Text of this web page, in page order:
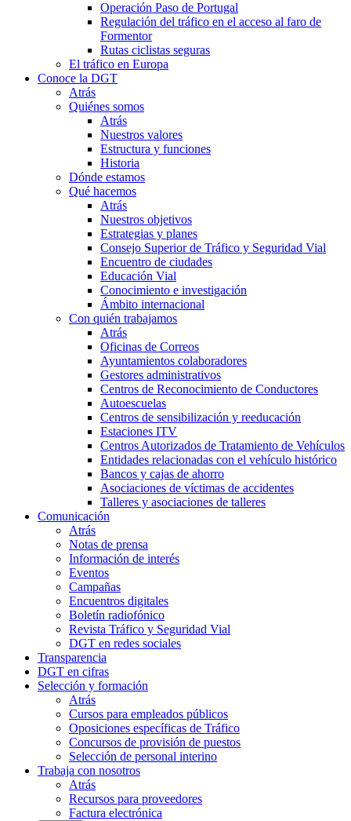
Operación Paso de Portugal
Regulación del tráfico en el acceso al faro de
Formentor
Rutas ciclistas seguras
El tráfico en Europa
Conoce la DGT
Atrás
Quiénes somos
Atrás
Nuestros valores
Estructura y funciones
Historia
Dónde estamos
Qué hacemos
Atrás
Nuestros objetivos
Estrategias y planes
Consejo Superior de Tráfico y Seguridad Vial
Encuentro de ciudades
Educación Vial
Conocimiento e investigación
Ámbito internacional
Con quién trabajamos
Atrás
Oficinas de Correos
Ayuntamientos colaboradores
Gestores administrativos
Centros de Reconocimiento de Conductores
Autoescuelas
Centros de sensibilización y reeducación
Estaciones ITV
Centros Autorizados de Tratamiento de Vehículos
Entidades relacionadas con el vehículo histórico
Bancos y cajas de ahorro
Asociaciones de víctimas de accidentes
Talleres y asociaciones de talleres
Comunicación
Atrás
Notas de prensa
Información de interés
Eventos
Campañas
Encuentros digitales
Boletín radiofónico
Revista Tráfico y Seguridad Vial
DGT en redes sociales
Transparencia
DGT en cifras
Selección y formación
Atrás
Cursos para empleados públicos
Oposiciones específicas de Tráfico
Concursos de provisión de puestos
Selección de personal interino
Trabaja con nosotros
Atrás
Recursos para proveedores
Factura electrónica